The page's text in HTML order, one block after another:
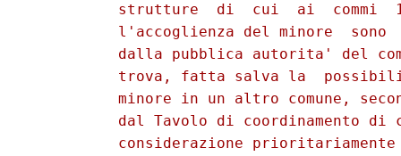
strutture  di  cui  ai  commi
l'accoglienza del minore  sono
dalla pubblica autorita' del
trova, fatta salva la
minore in un altro comune,
dal Tavolo di coordinamento di
considerazione